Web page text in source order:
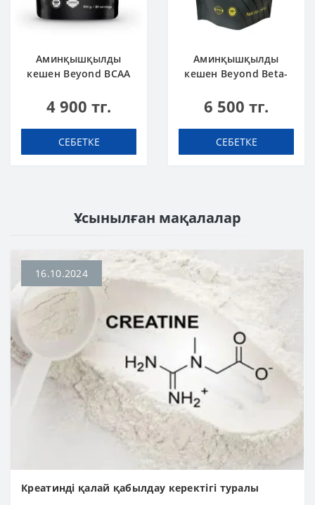
Аминқышқылды
кешен Beyond BCAA
4 900 тг.
СЕБЕТКЕ
Аминқышқылды
кешен Beyond Beta-
6 500 тг.
СЕБЕТКЕ
Ұсынылған мақалалар
16.10.2024
Креатинді қалай қабылдау керектігі туралы